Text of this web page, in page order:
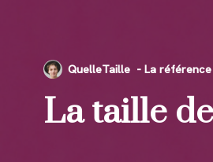
QuelleTaille
La taille